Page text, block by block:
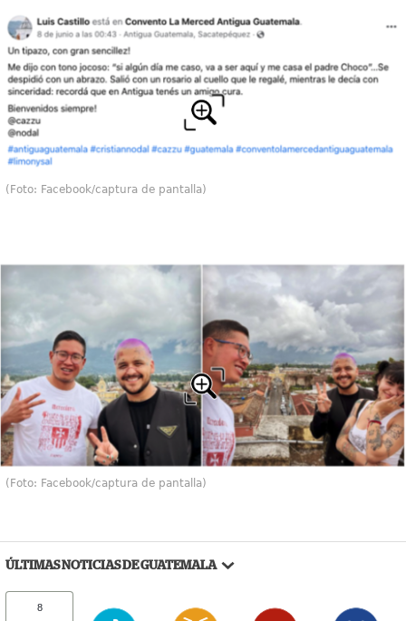
(Foto: Facebook/captura de pantalla)
(Foto: Facebook/captura de pantalla)
ÚLTIMAS NOTICIAS DE GUATEMALA
8